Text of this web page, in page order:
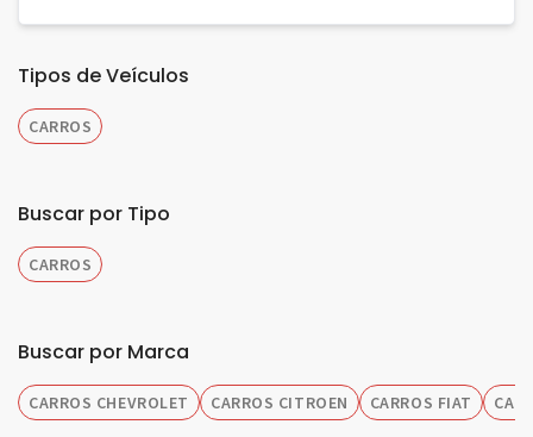
Tipos de Veículos
CARROS
Buscar por Tipo
CARROS
Buscar por Marca
CARROS CHEVROLET CARROS CITROEN CARROS FIAT